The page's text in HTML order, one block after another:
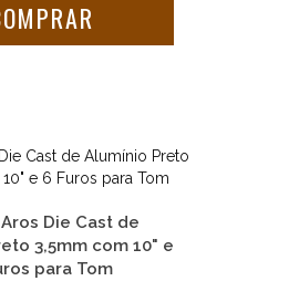
Die Cast de
3,5mm com 10" e
para Tom